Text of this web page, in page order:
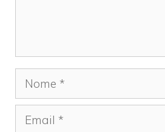
Nome
Email